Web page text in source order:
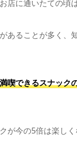
店に通いたての頃
あることが多く、
喫できるスナック
が今の5倍は楽しく